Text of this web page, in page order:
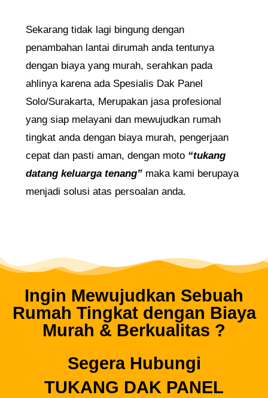
Sekarang tidak lagi bingung dengan
penambahan lantai dirumah anda tentunya
dengan biaya yang murah, serahkan pada
ahlinya karena ada Spesialis Dak Panel
Solo/Surakarta, Merupakan jasa profesional
yang siap melayani dan mewujudkan rumah
tingkat anda dengan biaya murah, pengerjaan
cepat dan pasti aman, dengan moto “tukang
datang keluarga tenang” maka kami berupaya
menjadi solusi atas persoalan anda.
Ingin Mewujudkan Sebuah
Rumah Tingkat dengan Biaya
Murah & Berkualitas ?
Segera Hubungi
TUKANG DAK PANEL